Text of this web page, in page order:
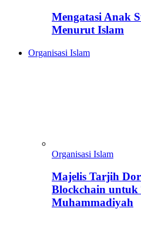
Mengatasi Anak
Menurut Islam
Organisasi Islam
Organisasi Islam
Majelis Tarjih
Blockchain untuk
Muhammadiyah